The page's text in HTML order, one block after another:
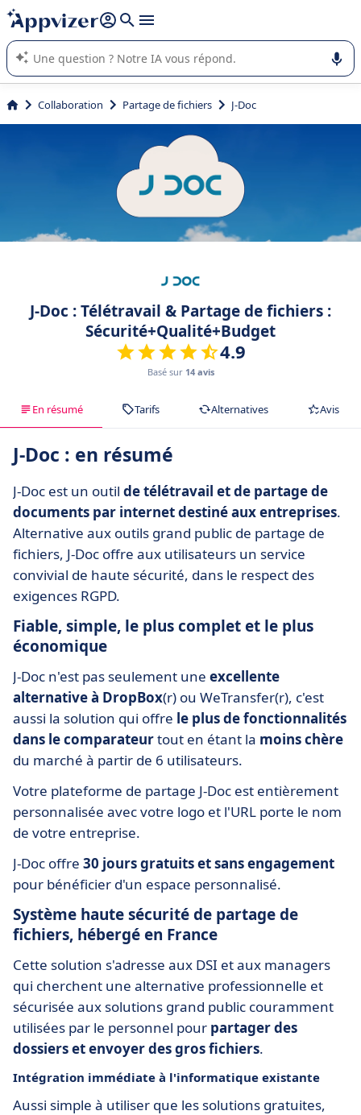
répondre (plusieurs lignes avec
L'IA de Appvizer vous guide dans l'utilisation ou la sélection de
logiciel SaaS en entreprise.
Collaboration Partage de fichiers J-Doc
J-Doc : Télétravail & Partage de fichiers :
Sécurité+Qualité+Budget
4.9
Basé sur 14 avis
En résumé Tarifs Alternatives Avis
J-Doc : en résumé
J-Doc est un outil de télétravail et de partage de
documents par internet destiné aux entreprises.
Alternative aux outils grand public de partage de
fichiers, J-Doc offre aux utilisateurs un service
convivial de haute sécurité, dans le respect des
exigences RGPD.
Fiable, simple, le plus complet et le plus
économique
J-Doc n'est pas seulement une excellente
alternative à DropBox(r) ou WeTransfer(r), c'est
aussi la solution qui offre le plus de fonctionnalités
dans le comparateurtout en étant la moins chère
du marché à partir de 6 utilisateurs.
Votre plateforme de partage J-Doc est entièrement
personnalisée avec votre logo et l'URL porte le nom
de votre entreprise.
J-Doc offre 30 jours gratuits et sans engagement
pour bénéficier d'un espace personnalisé.
Système haute sécurité de partage de
fichiers, hébergé en France
Cette solution s'adresse aux DSI et aux managers
qui cherchent une alternative professionnelle et
sécurisée aux solutions grand public couramment
utilisées par le personnel pour partager des
dossiers et envoyer des gros fichiers.
Intégration immédiate à l'informatique existante
Aussi simple à utiliser que les solutions gratuites,